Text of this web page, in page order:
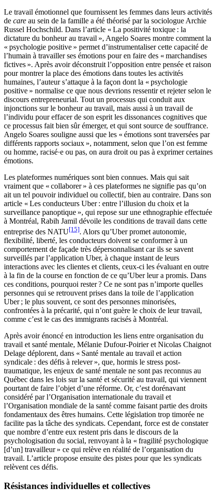
Le travail émotionnel que fournissent les femmes dans leurs activités
de care au sein de la famille a été théorisé par la sociologue Archie
Russel Hochschild. Dans l’article « La positivité toxique : la
dictature du bonheur au travail », Angelo Soares montre comment la
« psychologie positive » permet d’instrumentaliser cette capacité de
l’humain à travailler ses émotions pour en faire des « marchandises
fictives ». Après avoir déconstruit l’opposition entre pensée et raison
pour montrer la place des émotions dans toutes les activités
humaines, l’auteur s’attaque à la façon dont la « psychologie
positive » normalise ce que nous devrions ressentir et rejeter selon le
discours entrepreneurial. Tout un processus qui conduit aux
injonctions sur le bonheur au travail, mais aussi à un travail de
l’individu pour effacer de son esprit les dissonances cognitives que
ce processus fait bien sûr émerger, et qui sont source de souffrance.
Angelo Soares souligne aussi que les « émotions sont traversées par
différents rapports sociaux », notamment, selon que l’on est femme
ou homme, racisé·e ou pas, on aura droit ou pas à exprimer certaines
émotions.
Les plateformes numériques sont bien connues. Mais qui sait
vraiment que « collaborer » à ces plateformes ne signifie pas qu’on
ait un tel pouvoir individuel ou collectif, bien au contraire. Dans son
article « Les conducteurs Uber : entre l’illusion du choix et la
surveillance panoptique », qui repose sur une ethnographie effectuée
à Montréal, Rabih Jamil dévoile les conditions de travail dans cette
entreprise des NATU[15]. Alors qu’Uber promet autonomie,
flexibilité, liberté, les conducteurs doivent se conformer à un
comportement de façade très dépersonnalisant car ils se savent
surveillés par l’application Uber, à chaque instant de leurs
interactions avec les clientes et clients, ceux-ci les évaluant en outre
à la fin de la course en fonction de ce qu’Uber leur a promis. Dans
ces conditions, pourquoi rester ? Ce ne sont pas n’importe quelles
personnes qui se retrouvent prises dans la toile de l’application
Uber ; le plus souvent, ce sont des personnes minorisées,
confrontées à la précarité, qui n’ont guère le choix de leur travail,
comme c’est le cas des immigrants racisés à Montréal.
Après avoir énoncé en introduction les liens entre organisation du
travail et santé mentale, Mélanie Dufour-Poirier et Nicolas Chaignot
Delage déplorent, dans « Santé mentale au travail et action
syndicale : des défis à relever », que, hormis le stress post-
traumatique, les enjeux de santé mentale ne sont pas reconnus au
Québec dans les lois sur la santé et sécurité au travail, qui viennent
pourtant de faire l’objet d’une réforme. Or, c’est dorénavant
considéré par l’Organisation internationale du travail et
l’Organisation mondiale de la santé comme faisant partie des droits
fondamentaux des êtres humains. Cette législation trop timorée ne
facilite pas la tâche des syndicats. Cependant, force est de constater
que nombre d’entre eux restent pris dans le discours de la
psychologisation du social, renvoyant à la « fragilité psychologique
[d’un] travailleur » ce qui relève en réalité de l’organisation du
travail. L’article propose ensuite des pistes pour que les syndicats
relèvent ces défis.
Résistances individuelles et collectives